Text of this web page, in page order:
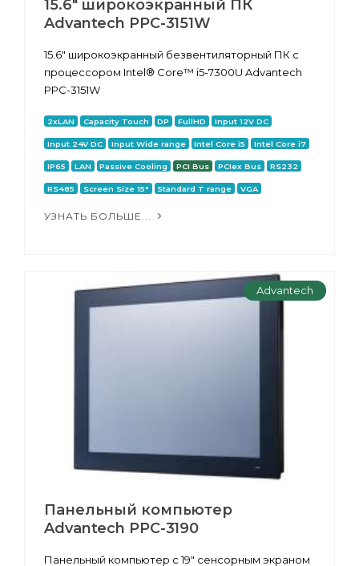
15.6" широкоэкранный ПК
Advantech PPC-3151W
15.6" широкоэкранный безвентиляторный ПК с
процессором Intel® Core™ i5-7300U Advantech
PPC-3151W
2xLAN Capacity Touch DP FullHD Input 12V DC
Input 24V DC Input Wide range Intel Core i5 Intel Core i7
IP65 LAN Passive Cooling PCI Bus PCIex Bus RS232
RS485 Screen Size 15" Standard T range VGA
УЗНАТЬ БОЛЬШЕ...
Advantech
Панельный компьютер
Advantech PPC-3190
Панельный компьютер с 19" сенсорным экраном